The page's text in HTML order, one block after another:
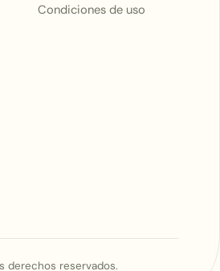
Condiciones de uso
derechos reservados.